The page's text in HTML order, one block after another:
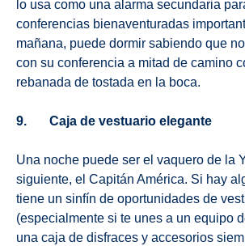
lo usa como una alarma secundaria
conferencias bienaventuradas
mañana, puede dormir sabiendo que
con su conferencia a mitad de camino
rebanada de tostada en la boca.
9. Caja de vestuario elegante
Una noche puede ser el vaquero de la
siguiente, el Capitán América. Si hay
tiene un sinfín de oportunidades de
(especialmente si te unes a un equipo
una caja de disfraces y accesorios